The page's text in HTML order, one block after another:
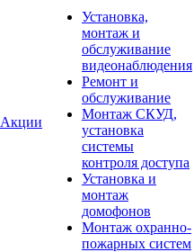
Акции
Установка,
монтаж и
обслуживание
видеонаблюдения
Ремонт и
обслуживание
Монтаж СКУД,
установка
системы
контроля доступа
Установка и
монтаж
домофонов
Монтаж охранно-
пожарных систем